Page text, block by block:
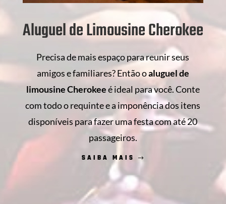
Aluguel de Limousine Cherokee
Precisa de mais espaço para reunir seus
amigos e familiares? Então oaluguel de
limousine Cherokeeé ideal para você. Conte
com todo o requinte e a imponência dos itens
disponíveis para fazer uma festa com até 20
passageiros.
SAIBA MAIS